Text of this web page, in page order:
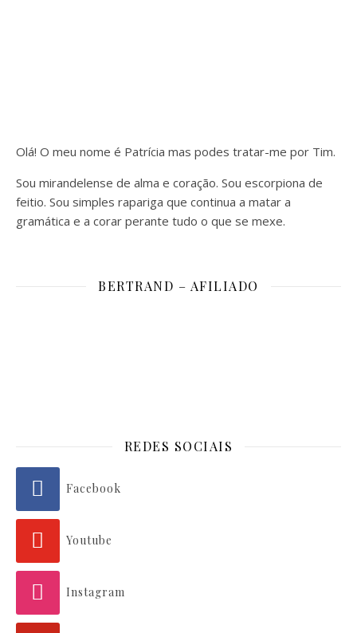
Olá! O meu nome é Patrícia mas podes tratar-me por Tim.
Sou mirandelense de alma e coração. Sou escorpiona de
feitio. Sou simples rapariga que continua a matar a
gramática e a corar perante tudo o que se mexe.
BERTRAND – AFILIADO
REDES SOCIAIS
Facebook
Youtube
Instagram